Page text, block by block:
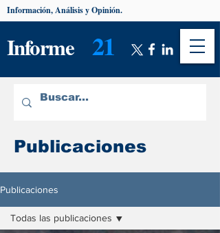
Informe 21
Información, Análisis y Opinión.
Publicaciones
Publicaciones
Todas las publicaciones